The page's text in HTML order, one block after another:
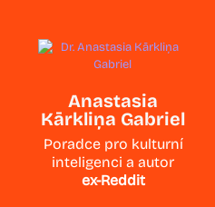
Anastasia
Kārkliņa Gabriel
Poradce pro kulturní
inteligenci a autor
ex-Reddit